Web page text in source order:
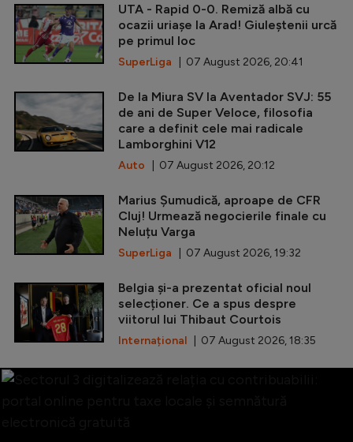
UTA - Rapid 0-0. Remiză albă cu
ocazii uriașe la Arad! Giuleștenii urcă
pe primul loc
SuperLiga | 07 August 2026, 20:41
De la Miura SV la Aventador SVJ: 55
de ani de Super Veloce, filosofia
care a definit cele mai radicale
Lamborghini V12
Auto | 07 August 2026, 20:12
Marius Șumudică, aproape de CFR
Cluj! Urmează negocierile finale cu
Neluțu Varga
SuperLiga | 07 August 2026, 19:32
Belgia și-a prezentat oficial noul
selecționer. Ce a spus despre
viitorul lui Thibaut Courtois
Internațional | 07 August 2026, 18:35